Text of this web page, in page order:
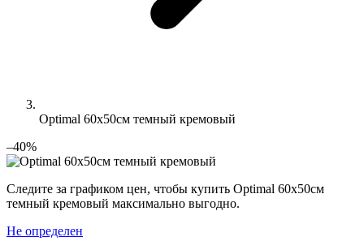
Optimal 60х50см темный кремовый
–40%
Следите за графиком цен, чтобы купить Optimal 60х50см
темный кремовый максимально выгодно.
Не определен